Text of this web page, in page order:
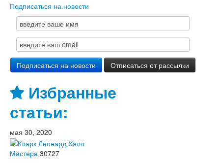
Подписаться на новости
Избранные
статьи:
мая 30, 2020
Мастера 30727